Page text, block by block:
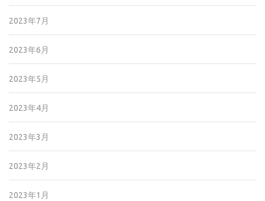
2023年7月
2023年6月
2023年5月
2023年4月
2023年3月
2023年2月
2023年1月